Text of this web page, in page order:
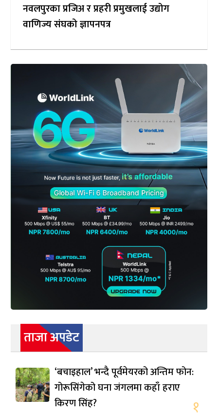
नवलपुरका प्रजिअ र प्रहरी प्रमुखलाई उद्योग
वाणिज्य संघको ज्ञापनपत्र
ताजा अपडेट
‘बचाइहाल’ भन्दै पूर्वमेयरको अन्तिम फोन:
गोरूसिंगेको घना जंगलमा कहाँ हराए
किरण सिंह?
१